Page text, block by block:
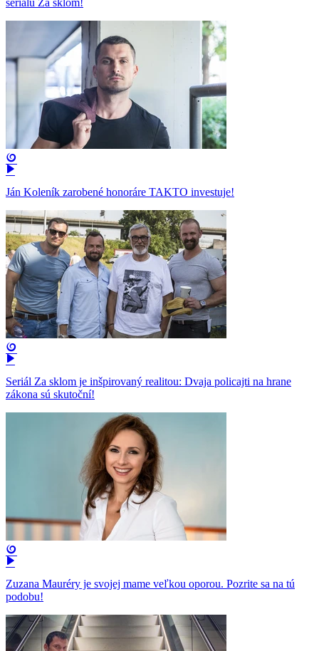
seriálu Za sklom!
Ján Koleník zarobené honoráre TAKTO investuje!
Seriál Za sklom je inšpirovaný realitou: Dvaja policajti na hrane
zákona sú skutoční!
Zuzana Mauréry je svojej mame veľkou oporou. Pozrite sa na tú
podobu!